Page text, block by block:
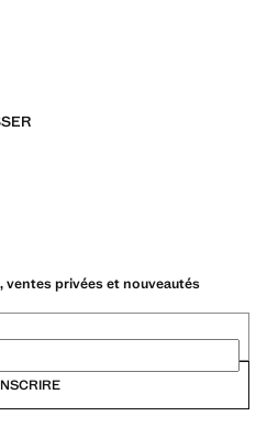
ventes privées et nouveautés